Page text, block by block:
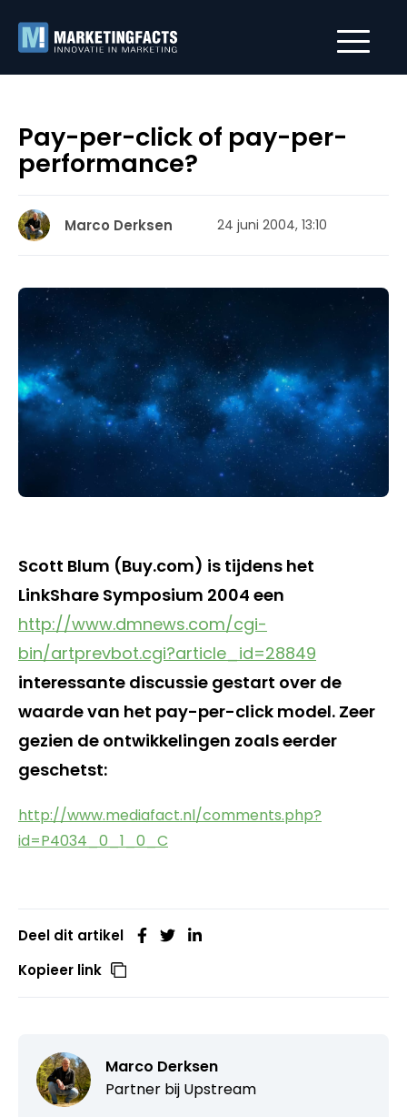
Pay-per-click of pay-per-
performance?
Marco Derksen 24 juni 2004, 13:10
Scott Blum (Buy.com) is tijdens het
LinkShare Symposium 2004 een
http://www.dmnews.com/cgi-
bin/artprevbot.cgi?article_id=28849
interessante discussie gestart over de
waarde van het pay-per-click model. Zeer
gezien de ontwikkelingen zoals eerder
geschetst:
http://www.mediafact.nl/comments.php?
id=P4034_0_1_0_C
Deel dit artikel
Kopieer link
Marco Derksen
Partner bij Upstream